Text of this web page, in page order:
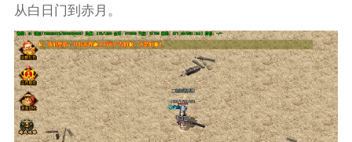
从白日门到赤月。